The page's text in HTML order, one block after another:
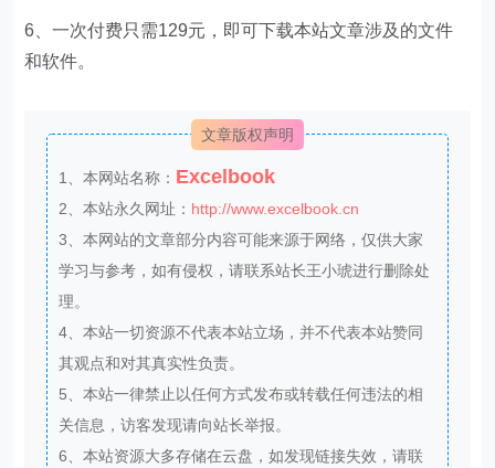
6、一次付费只需129元，即可下载本站文章涉及的文件
和软件。
文章版权声明
1、本网站名称： Excelbook
2、本站永久网址： http://www.excelbook.cn
3、本网站的文章部分内容可能来源于网络，仅供大家
学习与参考，如有侵权，请联系站长王小琥进行删除处
理。
4、本站一切资源不代表本站立场，并不代表本站赞同
其观点和对其真实性负责。
5、本站一律禁止以任何方式发布或转载任何违法的相
关信息，访客发现请向站长举报。
6、本站资源大多存储在云盘，如发现链接失效，请联